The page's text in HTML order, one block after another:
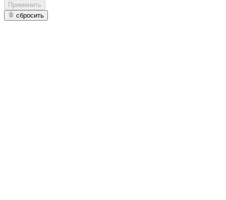
Применить
сбросить